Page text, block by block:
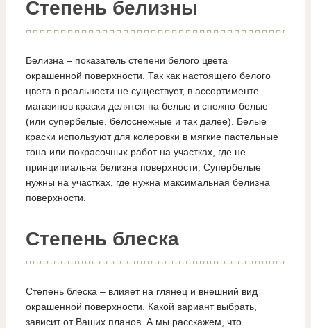
Степень белизны
Белизна – показатель степени белого цвета
окрашенной поверхности. Так как настоящего белого
цвета в реальности не существует, в ассортименте
магазинов краски делятся на белые и снежно-белые
(или супербелые, белоснежные и так далее). Белые
краски используют для колеровки в мягкие пастельные
тона или покрасочных работ на участках, где не
принципиальна белизна поверхности. Супербелые
нужны на участках, где нужна максимальная белизна
поверхности.
Степень блеска
Степень блеска – влияет на глянец и внешний вид
окрашенной поверхности. Какой вариант выбрать,
зависит от Ваших планов. А мы расскажем, что